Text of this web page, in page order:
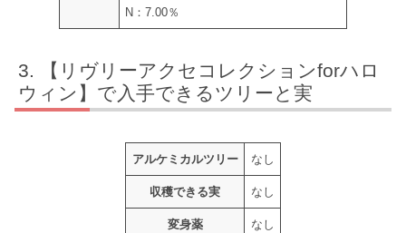
N：7.00％
【リヴリーアクセコレクションforハロ
ウィン】で入手できるツリーと実
アルケミカルツリー なし
収穫できる実 なし
変身薬 なし